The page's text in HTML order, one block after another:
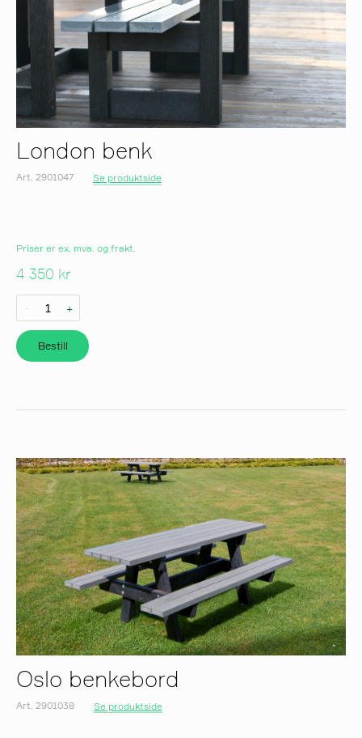
London benk
Art. 2901047 Se produktside
Priser er ex. mva. og frakt.
4 350 kr
- +
Bestill
Oslo benkebord
Art. 2901038 Se produktside